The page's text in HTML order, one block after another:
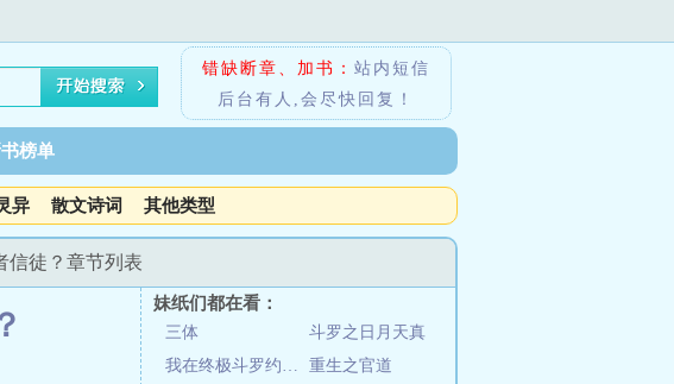
错缺断章、加书： 站内短信
后台有人,会尽快回复！
榜单
异 散文诗词 其他类型
信徒？章节列表
妹纸们都在看：
三体
斗罗之日月天真
我在终极斗罗约会大作战
重生之官道